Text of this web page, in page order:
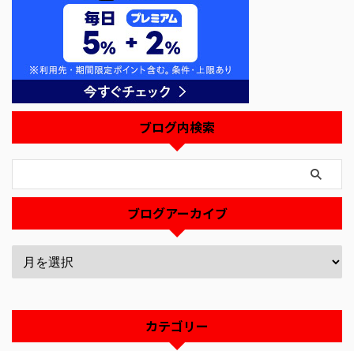
ブログ内検索
ブログアーカイブ
カテゴリー